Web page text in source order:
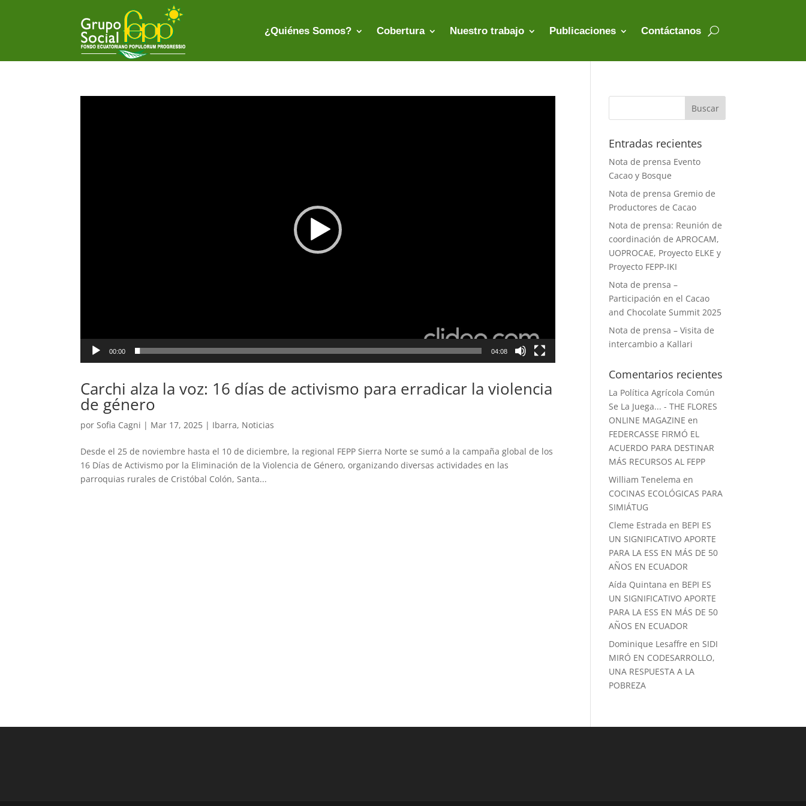
¿Quiénes Somos? Cobertura Nuestro trabajo Publicaciones Contáctanos
00:00 04:08
Carchi alza la voz: 16 días de activismo para erradicar la violencia
de género
porSofia Cagni | Mar 17, 2025 | Ibarra, Noticias
Desde el 25 de noviembre hasta el 10 de diciembre, la regional FEPP Sierra Norte se sumó a la campaña global de los
16 Días de Activismo por la Eliminación de la Violencia de Género, organizando diversas actividades en las
parroquias rurales de Cristóbal Colón, Santa...
Entradas recientes
Nota de prensa Evento
Cacao y Bosque
Nota de prensa Gremio de
Productores de Cacao
Nota de prensa: Reunión de
coordinación de APROCAM,
UOPROCAE, Proyecto ELKE y
Proyecto FEPP-IKI
Nota de prensa –
Participación en el Cacao
and Chocolate Summit 2025
Nota de prensa – Visita de
intercambio a Kallari
Comentarios recientes
La Política Agrícola Común
Se La Juega... - THE FLORES
ONLINE MAGAZINE en
FEDERCASSE FIRMÓ EL
ACUERDO PARA DESTINAR
MÁS RECURSOS AL FEPP
William Tenelema en
COCINAS ECOLÓGICAS PARA
SIMIÁTUG
Cleme Estrada en BEPI ES
UN SIGNIFICATIVO APORTE
PARA LA ESS EN MÁS DE 50
AÑOS EN ECUADOR
Aída Quintana en BEPI ES
UN SIGNIFICATIVO APORTE
PARA LA ESS EN MÁS DE 50
AÑOS EN ECUADOR
Dominique Lesaffre enSIDI
MIRÓ EN CODESARROLLO,
UNA RESPUESTA A LA
POBREZA